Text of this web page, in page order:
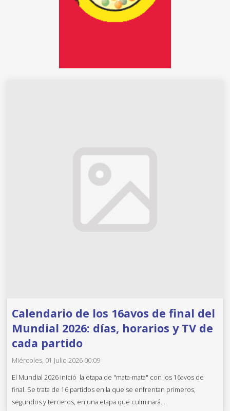
Calendario de los 16avos de final del
Mundial 2026: días, horarios y TV de
cada partido
Miércoles, 01 Julio 2026 00:09
El Mundial 2026 inició la etapa de "mata-mata" con los 16avos de
final. Se trata de 16 partidos en la que se enfrentan primeros,
segundos y terceros, en una etapa que culminará...